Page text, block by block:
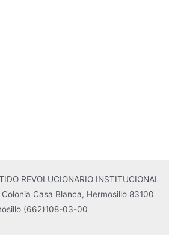
REVOLUCIONARIO INSTITUCIONAL
Casa Blanca, Hermosillo 83100
(662)108-03-00